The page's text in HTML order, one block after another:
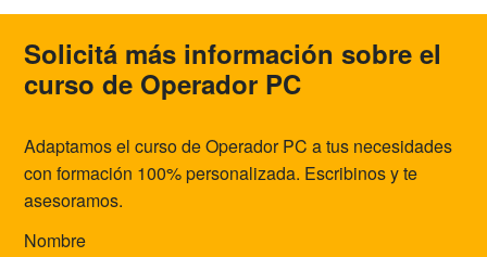
Solicitá más información sobre el
curso de Operador PC
Adaptamos el curso de Operador PC a tus necesidades
con formación 100% personalizada. Escribinos y te
asesoramos.
Nombre